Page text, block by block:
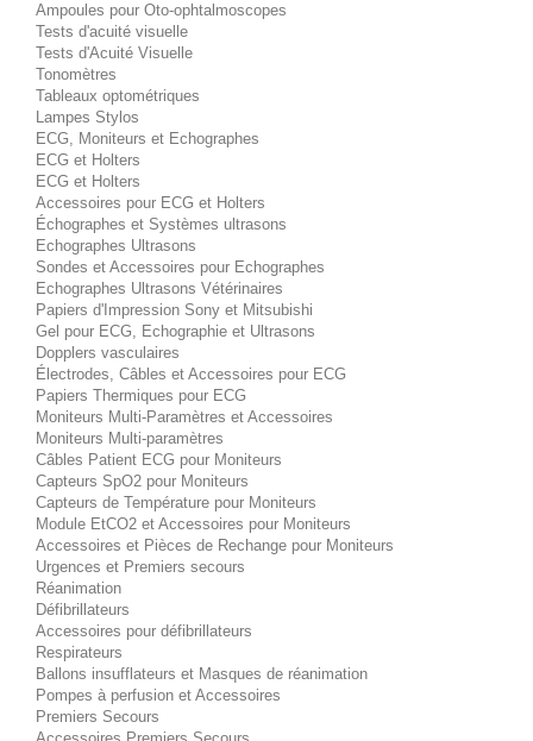
Ampoules pour Oto-ophtalmoscopes
Tests d'acuité visuelle
Tests d'Acuité Visuelle
Tonomètres
Tableaux optométriques
Lampes Stylos
ECG, Moniteurs et Echographes
ECG et Holters
ECG et Holters
Accessoires pour ECG et Holters
Échographes et Systèmes ultrasons
Echographes Ultrasons
Sondes et Accessoires pour Echographes
Echographes Ultrasons Vétérinaires
Papiers d'Impression Sony et Mitsubishi
Gel pour ECG, Echographie et Ultrasons
Dopplers vasculaires
Électrodes, Câbles et Accessoires pour ECG
Papiers Thermiques pour ECG
Moniteurs Multi-Paramètres et Accessoires
Moniteurs Multi-paramètres
Câbles Patient ECG pour Moniteurs
Capteurs SpO2 pour Moniteurs
Capteurs de Température pour Moniteurs
Module EtCO2 et Accessoires pour Moniteurs
Accessoires et Pièces de Rechange pour Moniteurs
Urgences et Premiers secours
Réanimation
Défibrillateurs
Accessoires pour défibrillateurs
Respirateurs
Ballons insufflateurs et Masques de réanimation
Pompes à perfusion et Accessoires
Premiers Secours